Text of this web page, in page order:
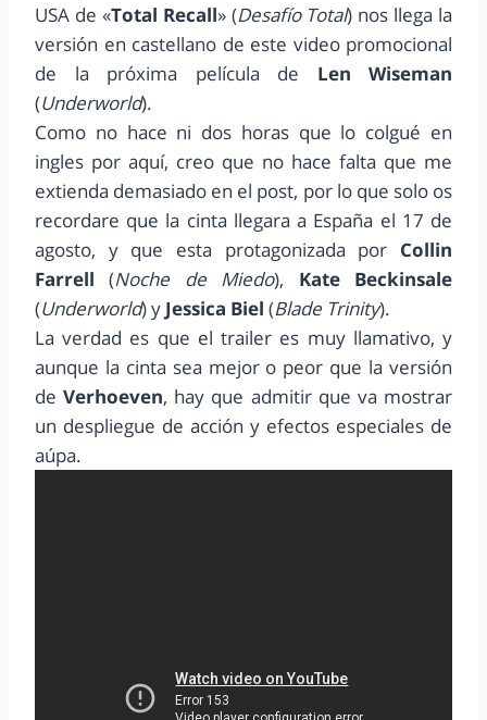
USA de «Total Recall» (Desafío Total) nos llega la
versión en castellano de este video promocional
de la próxima película de Len Wiseman
(Underworld).
Como no hace ni dos horas que lo colgué en
ingles por aquí, creo que no hace falta que me
extienda demasiado en el post, por lo que solo os
recordare que la cinta llegara a España el 17 de
agosto, y que esta protagonizada por Collin
Farrell (Noche de Miedo), Kate Beckinsale
(Underworld) y Jessica Biel (Blade Trinity).
La verdad es que el trailer es muy llamativo, y
aunque la cinta sea mejor o peor que la versión
deVerhoeven, hay que admitir que va mostrar
un despliegue de acción y efectos especiales de
aúpa.